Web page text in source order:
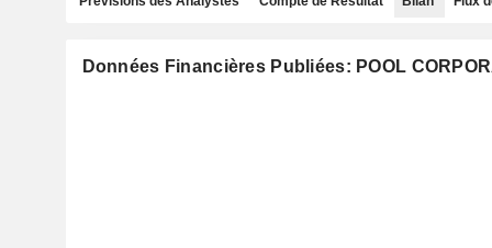
Données Financières Publiées: POOL